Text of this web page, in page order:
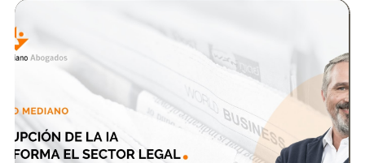
LAURA G. DE RIVERA El machine
learning promete una revolución en el
diagnóstico y tratamiento personalizado de
múltiples